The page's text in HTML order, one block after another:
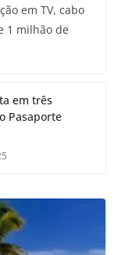
em TV, cabo
1 milhão de
em três
Pasaporte